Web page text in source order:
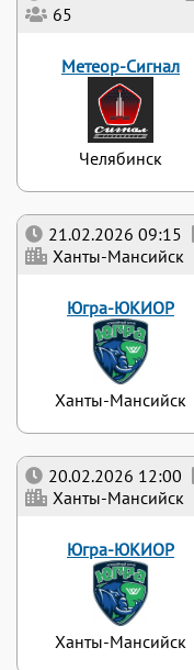
20.02.2026 12:00
Ханты-Мансийск
Югра-ЮКИОР
Ханты-Мансийск
21.02.2026 09:15
Ханты-Мансийск
Югра-ЮКИОР
Ханты-Мансийск
65
Метеор-Сигнал
Челябинск